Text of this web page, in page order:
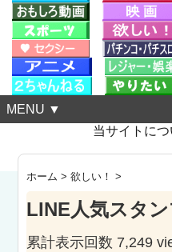
MENU ▼
当サイトにつ
ホーム >欲しい！ >
LINE人気スタ
累計表示回数 7,249